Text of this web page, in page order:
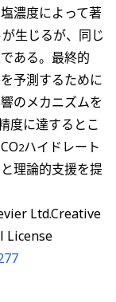
濃度によって著
生じるが、同じ
ある。最終的
予測するために
のメカニズムを
度に達するとこ
2ハイドレート
理論的支援を提
Ltd.Creative
License